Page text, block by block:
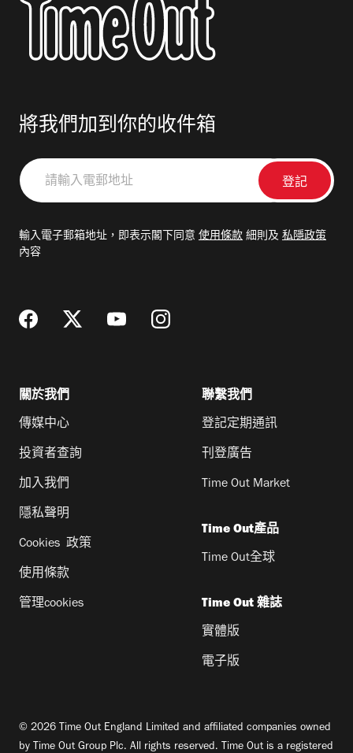
將我們加到你的收件箱
請
輸
郵
輸入電子郵箱地址，即表示閣下同意 使用條款 細則及 私隱政策
內容
關於我們
傳媒中心
投資者查詢
加入我們
隱私聲明
Cookies 政策
使用條款
管理cookies
聯繫我們
登記定期通訊
刊登廣告
Time Out Market
Time Out產品
Time Out全球
Time Out 雜誌
實體版
電子版
© 2026 Time Out England Limited and affiliated companies owned
by Time Out Group Plc. All rights reserved. Time Out is a registered